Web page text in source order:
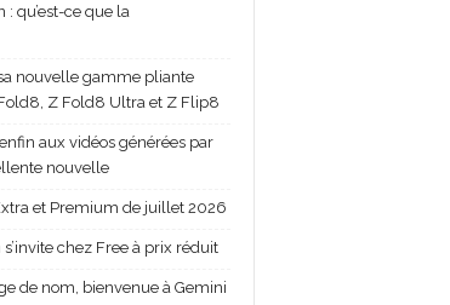
qu’est-ce que la
nouvelle gamme pliante
Z Fold8 Ultra et Z Flip8
aux vidéos générées par
nouvelle
et Premium de juillet 2026
chez Free à prix réduit
de nom, bienvenue à Gemini